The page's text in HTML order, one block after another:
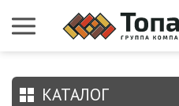
КАТАЛОГ